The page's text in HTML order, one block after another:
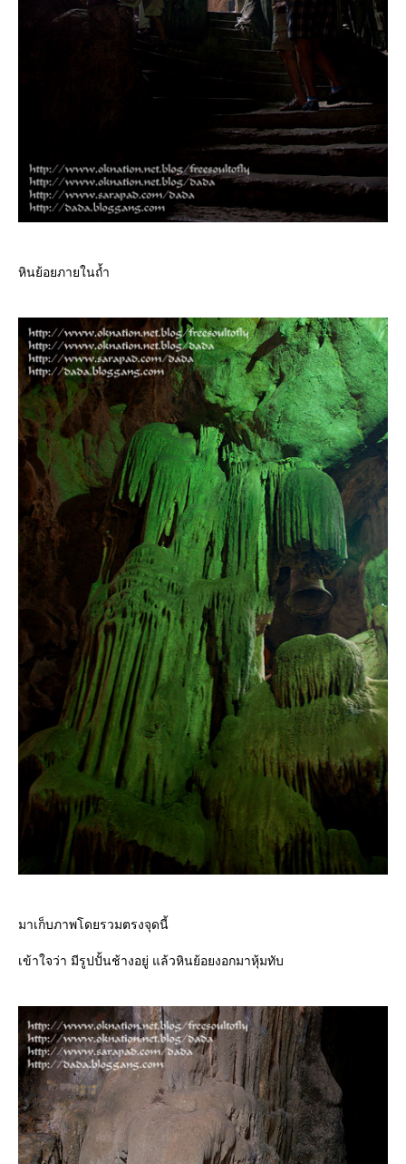
หินย้อยภายในถ้ำ
มาเก็บภาพโดยรวมตรงจุดนี้
เข้าใจว่า มีรูปปั้นช้างอยู่ แล้วหินย้อยงอกมาหุ้มทับ